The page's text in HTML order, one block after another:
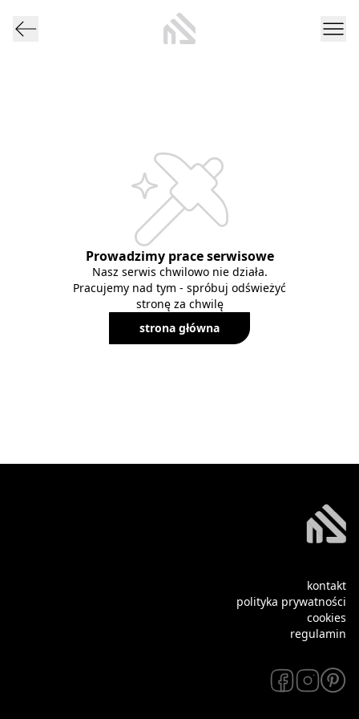
Prowadzimy prace serwisowe
Nasz serwis chwilowo nie działa.
Pracujemy nad tym - spróbuj odświeżyć
stronę za chwilę
strona główna
kontakt
polityka prywatności
cookies
regulamin